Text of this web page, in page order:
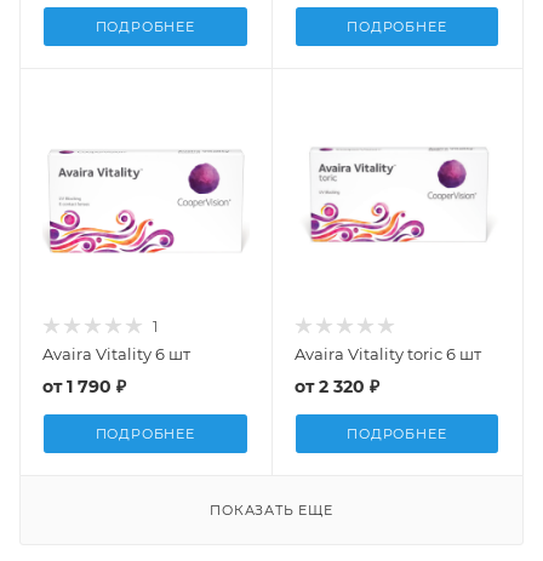
ПОДРОБНЕЕ ПОДРОБНЕЕ
1
Avaira Vitality 6 шт
от1 790 ₽
ПОДРОБНЕЕ
Avaira Vitality toric 6 шт
от2 320 ₽
ПОДРОБНЕЕ
ПОКАЗАТЬ ЕЩЕ